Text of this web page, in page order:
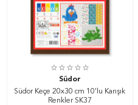
Südor
Südor Keçe 20x30 cm 10'lu Karışık
Renkler SK37